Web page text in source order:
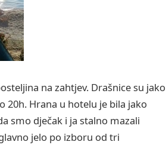
na zahtjev. Drašnice su jako
Hrana u hotelu je bila jako
smo dječak i ja stalno mazali
jelo po izboru od tri